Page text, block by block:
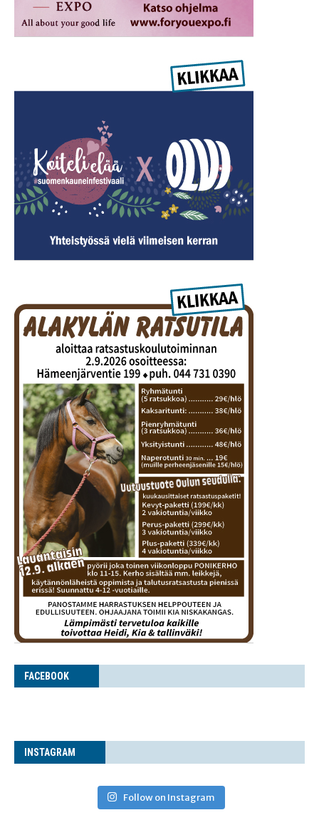
FACE­BOOK
INS­TA­GRAM
Follow on Instagram